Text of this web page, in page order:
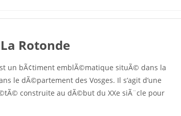
Rotonde
un bÃ¢timent emblÃ©matique situÃ© dans la
le dÃ©partement des Vosges. Il s’agit d’une
construite au dÃ©but du XXe siÃ¨cle pour